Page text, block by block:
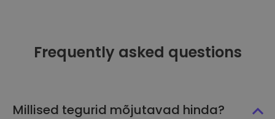
Frequently asked questions
Millised tegurid mõjutavad hinda?